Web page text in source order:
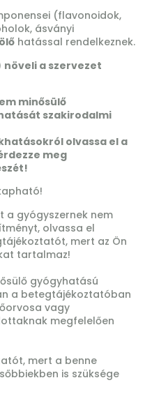
(flavonoidok,
ásványi
hatással rendelkeznek.
növeli a szervezet
minősülő
szakirodalmi
olvassa el a
meg
a gyógyszernek nem
olvassa el
mert az Ön
tartalmaz!
gyógyhatású
a betegtájékoztatóban
vagy
megfelelően
mert a benne
is szüksége